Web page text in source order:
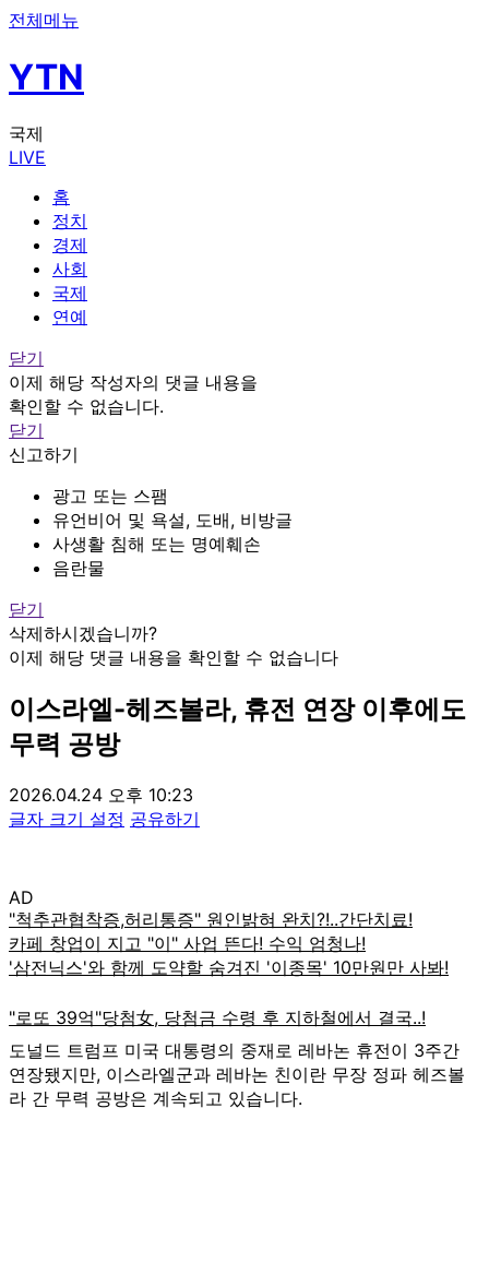
전체메뉴
YTN
국제
LIVE
홈
정치
경제
사회
국제
연예
닫기
이제 해당 작성자의 댓글 내용을
확인할 수 없습니다.
닫기
신고하기
광고 또는 스팸
유언비어 및 욕설, 도배, 비방글
사생활 침해 또는 명예훼손
음란물
닫기
삭제하시겠습니까?
이제 해당 댓글 내용을 확인할 수 없습니다
이스라엘-헤즈볼라, 휴전 연장 이후에도
무력 공방
2026.04.24 오후 10:23
글자 크기 설정 공유하기
AD
도널드 트럼프 미국 대통령의 중재로 레바논 휴전이 3주간
연장됐지만, 이스라엘군과 레바논 친이란 무장 정파 헤즈볼
라 간 무력 공방은 계속되고 있습니다.